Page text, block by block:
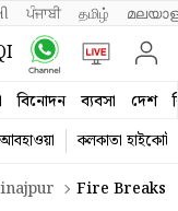
ਪੰਜਾਬੀ தமிழ்
বিনোদন ব্যবসা দেশ
আবহাওয়া
কলকাতা হাইকোর্ট
Fire Breaks